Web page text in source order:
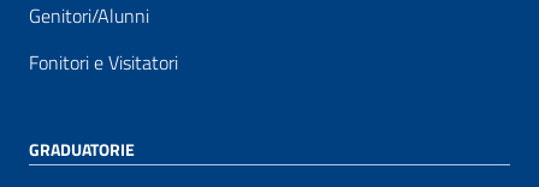
Genitori/Alunni
Fonitori e Visitatori
GRADUATORIE